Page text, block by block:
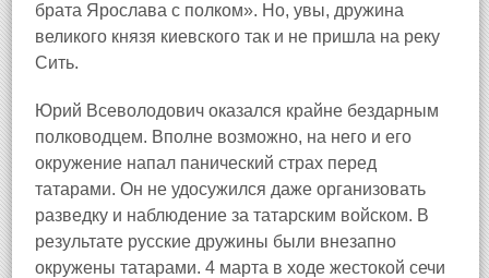
брата Ярослава с полком». Но, увы, дружина
великого князя киевского так и не пришла на реку
Сить.
Юрий Всеволодович оказался крайне бездарным
полководцем. Вполне возможно, на него и его
окружение напал панический страх перед
татарами. Он не удосужился даже организовать
разведку и наблюдение за татарским войском. В
результате русские дружины были внезапно
окружены татарами. 4 марта в ходе жестокой сечи